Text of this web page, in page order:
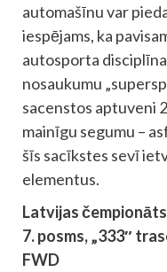
automašīnu var
iespējams, ka
autosporta
nosaukumu
sacenstos aptuveni
mainīgu segumu –
šīs sacīkstes sevī
elementus.
Latvijas
7. posms, „333″
FWD